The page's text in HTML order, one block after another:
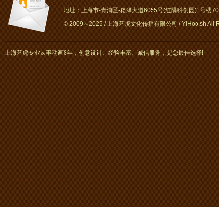
地址：上海市-青浦区-崧泽大道6055号(红隅科创园)1号楼
© 2009～2025 / 上海艺虎文化传播有限公司 / YiHoo.sh All
上海艺虎专业从事动画8年，创意设计、经验丰富、诚信服务，是您最佳选择!